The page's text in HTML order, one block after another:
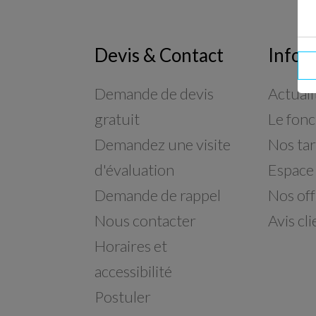
Devis & Contact
Demande de devis
gratuit
Demandez une visite
d'évaluation
Demande de rappel
Nous contacter
Horaires et
accessibilité
Postuler
Le
Nos
Nos
Avis